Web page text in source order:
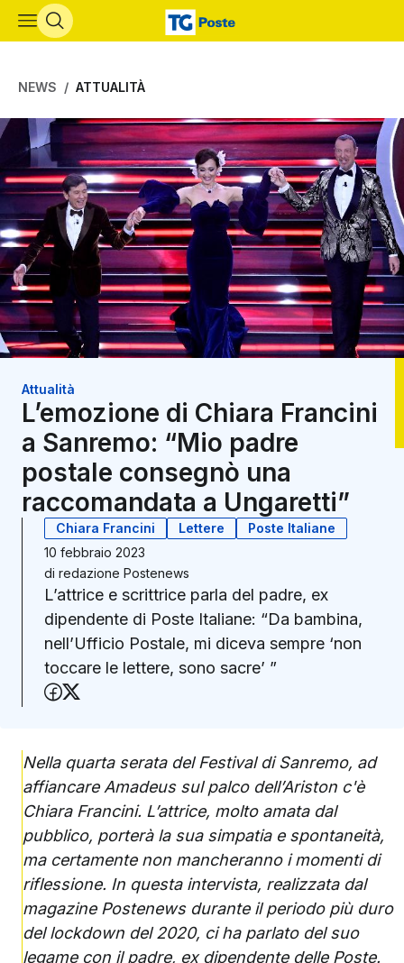
Vai al contenuto principale
NEWS ATTUALITÀ
Attualità
L’emozione di Chiara Francini
a Sanremo: “Mio padre
postale consegnò una
raccomandata a Ungaretti”
Chiara Francini Lettere
Poste Italiane
10 febbraio 2023
di redazione Postenews
L’attrice e scrittrice parla del padre, ex
dipendente di Poste Italiane: “Da bambina,
nell’Ufficio Postale, mi diceva sempre ‘non
toccare le lettere, sono sacre’ ”
Condividi su Facebook
Nella quarta serata del Festival di Sanremo, ad
affiancare Amadeus sul palco dell’Ariston c'è
Chiara Francini. L’attrice, molto amata dal
pubblico, porterà la sua simpatia e spontaneità,
ma certamente non mancheranno i momenti di
riflessione. In questa intervista, realizzata dal
magazine Postenews durante il periodo più duro
del lockdown del 2020, ci ha parlato del suo
legame con il padre, ex dipendente delle Poste.